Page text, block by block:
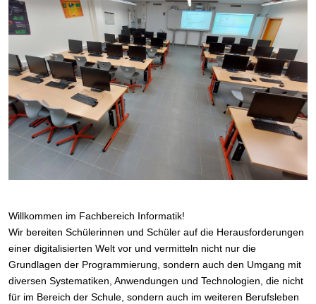
Willkommen im Fachbereich Informatik!
Wir bereiten Schülerinnen und Schüler auf die Herausforderungen
einer digitalisierten Welt vor und vermitteln nicht nur die
Grundlagen der Programmierung, sondern auch den Umgang mit
diversen Systematiken, Anwendungen und Technologien, die nicht
für im Bereich der Schule, sondern auch im weiteren Berufsleben